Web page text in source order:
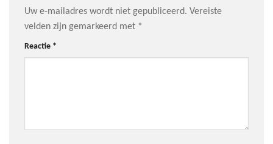
Uw e-mailadres wordt niet gepubliceerd. Vereiste
velden zijn gemarkeerd met *
Reactie *